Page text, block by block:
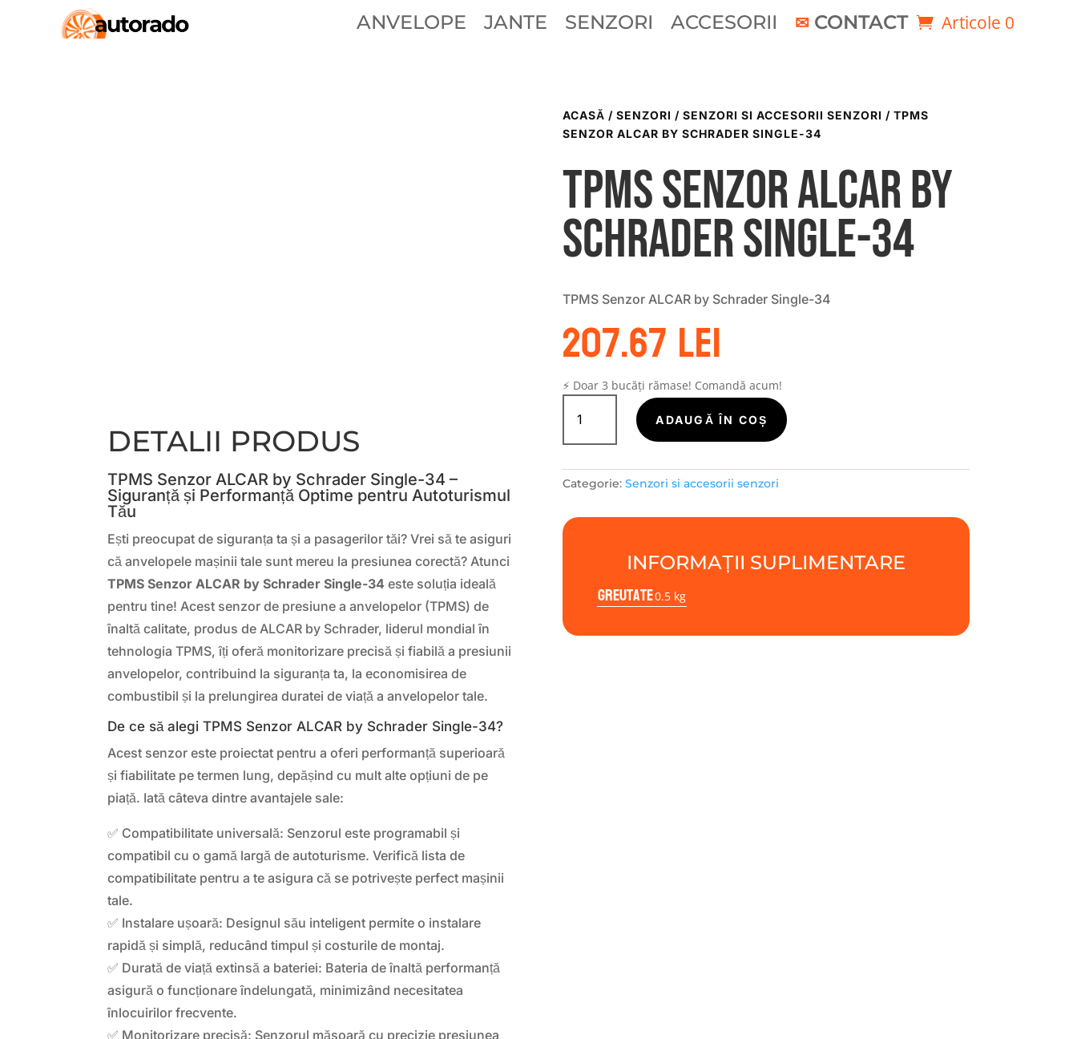
ANVELOPE JANTE SENZORI ACCESORII CONTACT Articole 0
DETALII PRODUS
TPMS Senzor ALCAR by Schrader Single-34 –
Siguranță și Performanță Optime pentru Autoturismul
Tău
Ești preocupat de siguranța ta și a pasagerilor tăi? Vrei să te asiguri
că anvelopele mașinii tale sunt mereu la presiunea corectă? Atunci
TPMS Senzor ALCAR by Schrader Single-34 este soluția ideală
pentru tine! Acest senzor de presiune a anvelopelor (TPMS) de
înaltă calitate, produs de ALCAR by Schrader, liderul mondial în
tehnologia TPMS, îți oferă monitorizare precisă și fiabilă a presiunii
anvelopelor, contribuind la siguranța ta, la economisirea de
combustibil și la prelungirea duratei de viață a anvelopelor tale.
De ce să alegi TPMS Senzor ALCAR by Schrader Single-34?
Acest senzor este proiectat pentru a oferi performanță superioară
și fiabilitate pe termen lung, depășind cu mult alte opțiuni de pe
piață. Iată câteva dintre avantajele sale:
✅ Compatibilitate universală: Senzorul este programabil și
compatibil cu o gamă largă de autoturisme. Verifică lista de
compatibilitate pentru a te asigura că se potrivește perfect mașinii
tale.
✅ Instalare ușoară: Designul său inteligent permite o instalare
rapidă și simplă, reducând timpul și costurile de montaj.
✅ Durată de viață extinsă a bateriei: Bateria de înaltă performanță
asigură o funcționare îndelungată, minimizând necesitatea
înlocuirilor frecvente.
✅ Monitorizare precisă: Senzorul măsoară cu precizie presiunea
ACASĂ / SENZORI / SENZORI SI ACCESORII SENZORI / TPMS
SENZOR ALCAR BY SCHRADER SINGLE-34
TPMS Senzor ALCAR by
Schrader Single-34
TPMS Senzor ALCAR by Schrader Single-34
207.67lei
⚡ Doar 3 bucăți rămase! Comandă acum!
Cantitate
TPMS
Senzor
by
Schrader
Single-
34
ADAUGĂ ÎN COȘ
Categorie: Senzori si accesorii senzori
INFORMAȚII SUPLIMENTARE
Greutate0.5 kg